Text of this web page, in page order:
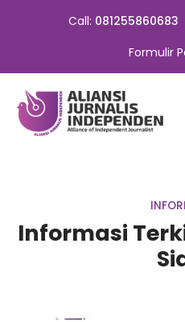
Call: 081255860683
Formulir
Informasi